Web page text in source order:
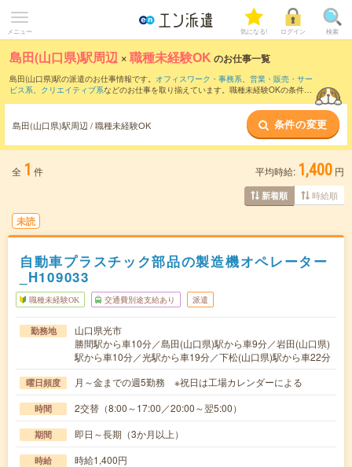
メニュー 気になる! ログイン 検索
島田(山口県)駅周辺 ×職種未経験OK のお仕事一覧
島田(山口県)駅の派遣のお仕事情報です。 オフィスワーク・事務系、 営業・販売・サー
ビス系、 クリエイティブ系などのお仕事を取り揃えています。職種未経験OKの条件の
島田(山口県)駅周辺 / 職種未経験OK 条件の変更
全 1 件 平均時給: 1,400 円
新着順 時給順
未読
自動車プラスチック部品の製造機オペレーター
_H109033
職種未経験OK 交通費別途支給あり 派遣
勤務地
山口県光市
勝間駅から車10分／島田(山口県)駅から車9分／岩田(山口県)
駅から車10分／光駅から車19分／下松(山口県)駅から車22分
曜日頻度 月～金までの週5勤務 ※祝日は工場カレンダーによる
時間 2交替（8:00～17:00／20:00～翌5:00）
期間 即日～長期（3か月以上）
時給 時給1,400円